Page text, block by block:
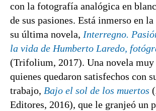
con la fotografía analógica en
de sus pasiones. Está inmerso en
su última novela, Interregno.
la vida de Humberto Laredo,
(Trifolium, 2017). Una novela muy
quienes quedaron satisfechos con
trabajo, Bajo el sol de los muertos
Editores, 2016), que le granjeó un